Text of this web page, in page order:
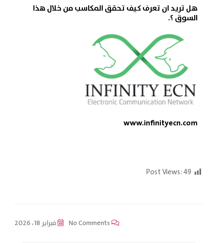
هل تريد ان تعرف كيف تحقق المكاسب من خلال هذا
السوق ؟.
www.infinityecn.com
Post Views:49
فبراير 18، 2026